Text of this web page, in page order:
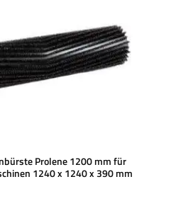
Prolene 1200 mm für
1240 x 1240 x 390 mm